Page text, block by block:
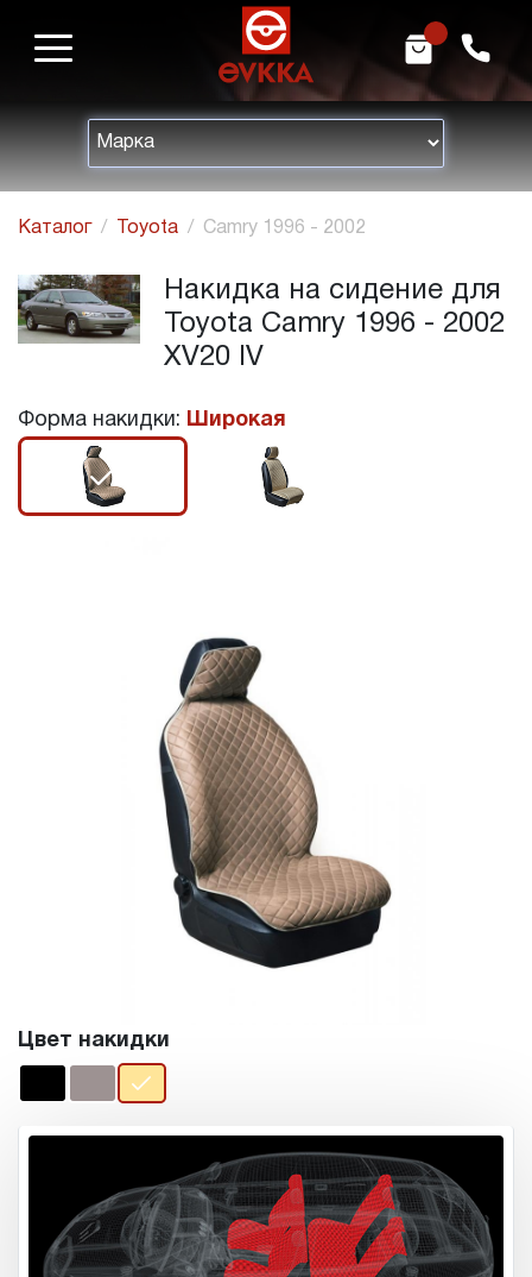
h m
Каталог Toyota Camry 1996 - 2002
Накидка на сидение для
Toyota Camry 1996 - 2002
XV20 IV
Форма накидки: Широкая
r
Цвет накидки